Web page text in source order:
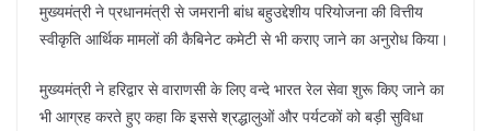
मुख्यमंत्री ने प्रधानमंत्री से जमरानी बांध बहुउद्देशीय परियोजना की वित्तीय
स्वीकृति आर्थिक मामलों की कैबिनेट कमेटी से भी कराए जाने का अनुरोध किया।
मुख्यमंत्री ने हरिद्वार से वाराणसी के लिए वन्दे भारत रेल सेवा शुरू किए जाने का
भी आग्रह करते हुए कहा कि इससे श्रद्धालुओं और पर्यटकों को बड़ी सुविधा